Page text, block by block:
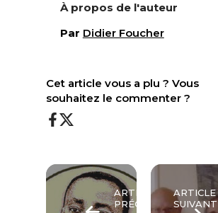
À propos de l'auteur
Par Didier Foucher
Cet article vous a plu ? Vous
souhaitez le commenter ?
ARTICLE
PRÉCÉDENT
ARTICLE
SUIVANT